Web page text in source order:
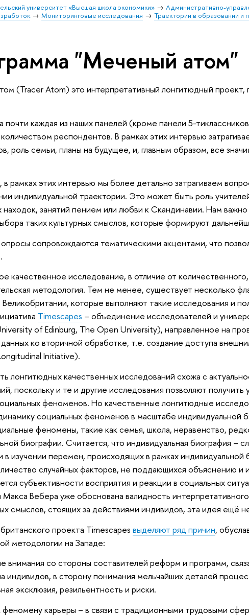
университет «Высшая школа экономики» Административно-
Мониторинговые исследования Траектории в образовании и
"Меченый атом"
(Tracer Atom) это интерпретативный лонгитюдный
почти каждая из наших панелей (кроме панели 5-
респондентов. В рамках этих интервью
роль семьи, планы на будущее, и, главным образом, все
рамках этих интервью мы более детально затрагиваем
индивидуальной траектории. Это может быть роль
занятий пением или любви к Скандинавии. Нам важно
таких культурных смыслов, которые формируют
сопровождаются тематическими акцентами, что
качественное исследование, в отличие от
методология. Тем не менее, существует несколько
которые выполняют такие исследования и
Timescapes – объединение исследователей и
of Edinburg, The Open University), направленное на
ко вторичной обработке, т.е. создание доступа
Initiative).
лонгитюдных качественных исследований схожа с
поскольку и те и другие исследования позволяют
феноменов. Но качественные лонгитюдные
социальных феноменов в масштабе индивидуальной
феномены, такие как семья, школа, неравенство,
биографии. Считается, что индивидуальная биография –
в изучении перемен, происходящих в рамках
случайных факторов, не поддающихся объяснению и
субъективности восприятия и реакции в социальных
Макса Вебера уже обоснована валидность
смыслов, стоящих за действиями индивидов, эта идея ещё
проекта Timescapes выделяют ряд причин,
методологии на Западе:
внимания со стороны составителей реформ и программ,
индивидов, в сторону понимания мельчайших деталей
эксклюзия, резильентность и риски.
карьеры – в связи с традиционными трудовыми